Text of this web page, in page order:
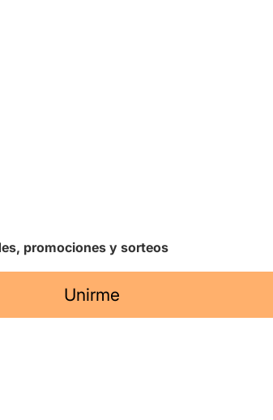
promociones y sorteos
Unirme